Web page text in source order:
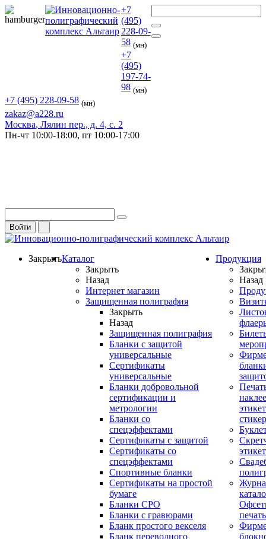
+7
(495)
228-09-
58 (мн)
+7
(495)
197-74-
98 (мн)
+7 (495) 228-09-58 (мн)
zakaz@a228.ru
Москва, Лялин пер., д. 4, с. 2
Пн-чт 10:00-18:00, пт 10:00-17:00
Войти
ЗакрытьКаталог
Закрыть
Назад
Интернет магазин
Защищенная полиграфия
Закрыть
Назад
Защищенная полиграфия
Бланки с защитой
универсальные
Сертификаты
универсальные
Бланки добровольной
сертификации и
метрологии
Бланки со
спецэффектами
Сертификаты с защитой
Сертификаты со
спецэффектами
Спортивные бланки
Cертификаты на простой
бумаге
Бланки СРО
Бланки с гравюрами
Бланк простого векселя
Бланк переводного
Продукция
Назад
печать